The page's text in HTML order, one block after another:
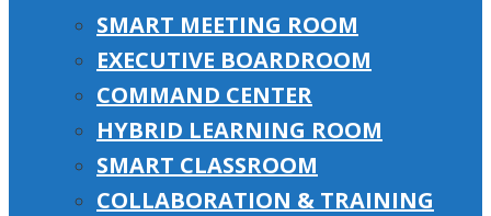
SMART MEETING ROOM
EXECUTIVE BOARDROOM
COMMAND CENTER
HYBRID LEARNING ROOM
SMART CLASSROOM
COLLABORATION & TRAINING